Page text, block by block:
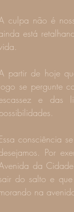
culpa não é
está
partir de hoje
se pergunte
e das
consciência
Por
da
do salto e
na